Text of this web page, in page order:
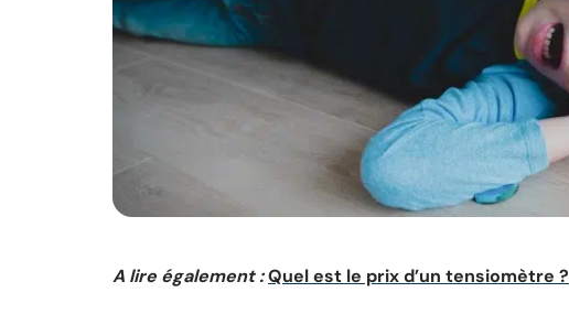
A lire également :Quel est le prix d’un tensiomètre ?